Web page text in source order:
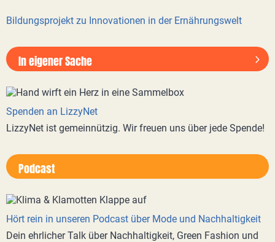
Bildungsprojekt zu Innovationen in der Ernährungswelt
In eigener Sache
Spenden an LizzyNet
LizzyNet ist gemeinnützig. Wir freuen uns über jede Spende!
Podcast
Hört rein in unseren Podcast über Mode und Nachhaltigkeit
Dein ehrlicher Talk über Nachhaltigkeit, Green Fashion und